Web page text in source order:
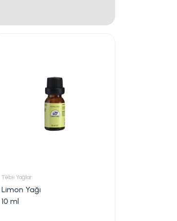
Təbii Yağlar
Limon Yağı
10 ml